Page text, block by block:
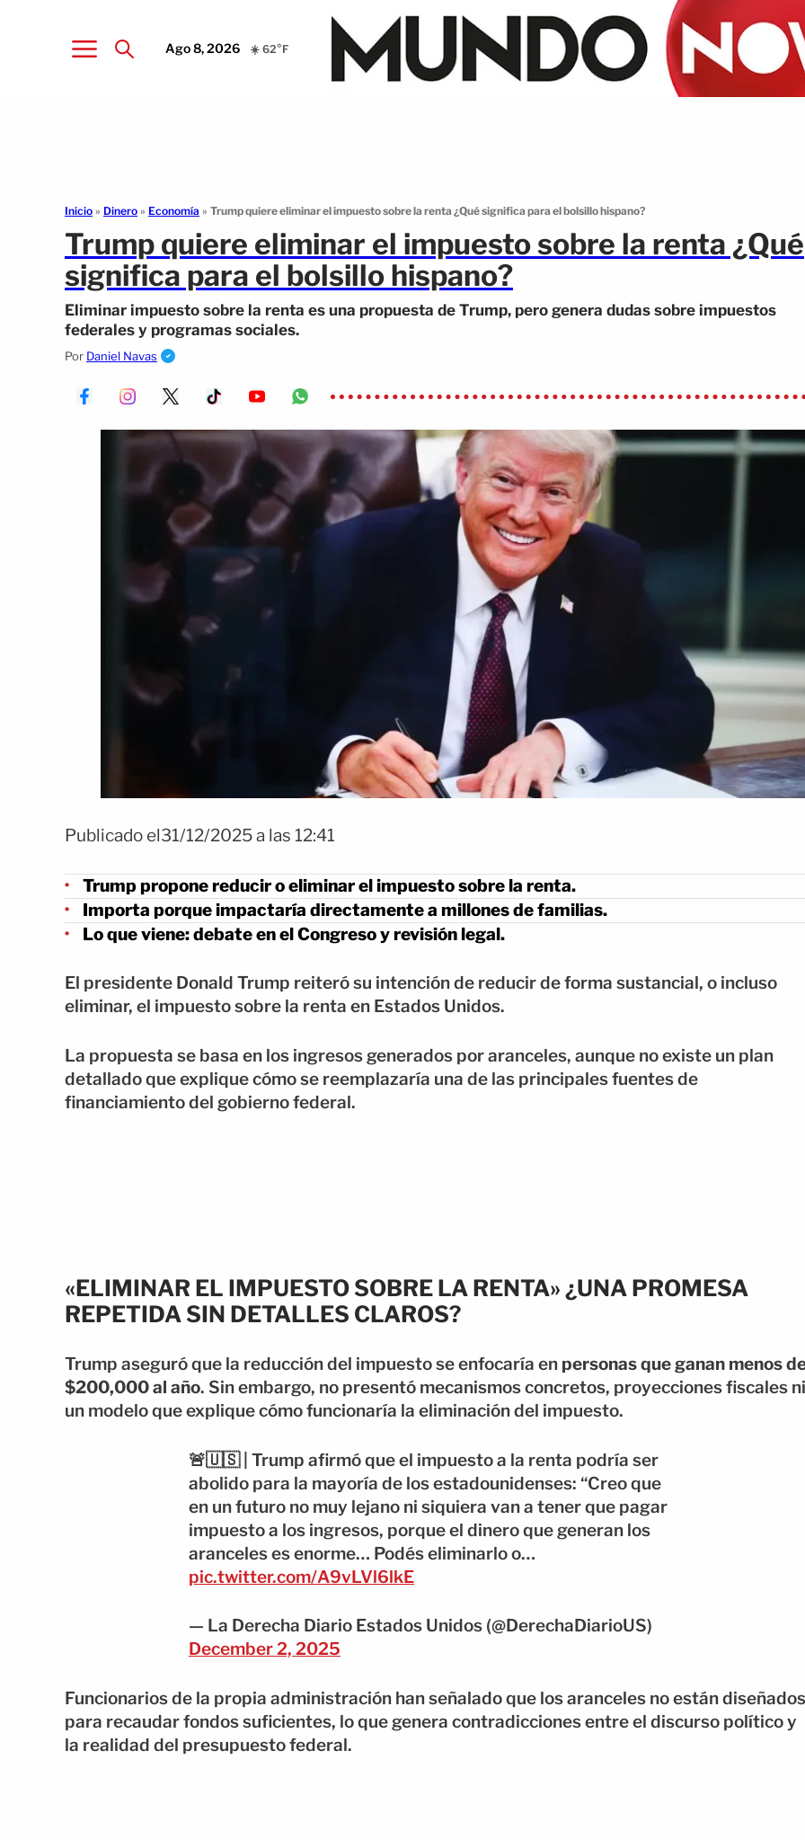
Ago 8, 2026 ☀️ 62°F
Inicio » Dinero » Economía » Trump quiere eliminar el impuesto sobre la renta ¿Qué significa para el bolsillo hispano?
Trump quiere eliminar el impuesto sobre la renta ¿Qué
significa para el bolsillo hispano?
Eliminar impuesto sobre la renta es una propuesta de Trump, pero genera dudas sobre impuestos
federales y programas sociales.
Por Daniel Navas
Publicado el31/12/2025 a las 12:41
Trump propone reducir o eliminar el impuesto sobre la renta.
Importa porque impactaría directamente a millones de familias.
Lo que viene: debate en el Congreso y revisión legal.
El presidente Donald Trump reiteró su intención de reducir de forma sustancial, o incluso
eliminar, el impuesto sobre la renta en Estados Unidos.
La propuesta se basa en los ingresos generados por aranceles, aunque no existe un plan
detallado que explique cómo se reemplazaría una de las principales fuentes de
financiamiento del gobierno federal.
«ELIMINAR EL IMPUESTO SOBRE LA RENTA» ¿UNA PROMESA
REPETIDA SIN DETALLES CLAROS?
Trump aseguró que la reducción del impuesto se enfocaría en personas que ganan menos
$200,000 al año. Sin embargo, no presentó mecanismos concretos, proyecciones fiscales ni
un modelo que explique cómo funcionaría la eliminación del impuesto.
🚨🇺🇸 | Trump afirmó que el impuesto a la renta podría ser
abolido para la mayoría de los estadounidenses: “Creo que
en un futuro no muy lejano ni siquiera van a tener que pagar
impuesto a los ingresos, porque el dinero que generan los
aranceles es enorme… Podés eliminarlo o…
pic.twitter.com/A9vLVl6lkE
— La Derecha Diario Estados Unidos (@DerechaDiarioUS)
December 2, 2025
Funcionarios de la propia administración han señalado que los aranceles no están diseñados
para recaudar fondos suficientes, lo que genera contradicciones entre el discurso político y
la realidad del presupuesto federal.